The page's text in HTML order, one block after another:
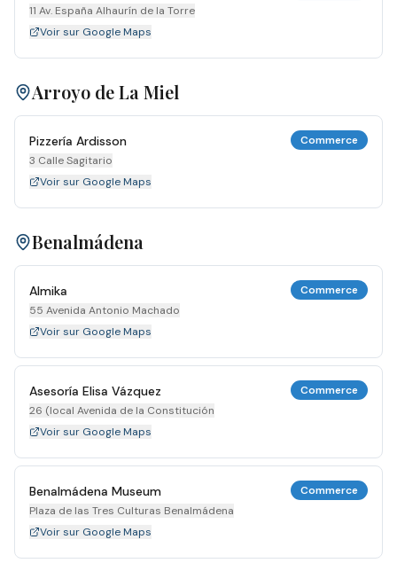
11 Av. España Alhaurín de la Torre
Voir sur Google Maps
Arroyo de La Miel
Pizzería Ardisson
3 Calle Sagitario
Commerce
Voir sur Google Maps
Benalmádena
Almika
55 Avenida Antonio Machado
Commerce
Voir sur Google Maps
Asesoría Elisa Vázquez
26 (local Avenida de la Constitución
Commerce
Voir sur Google Maps
Benalmádena Museum
Plaza de las Tres Culturas Benalmádena
Commerce
Voir sur Google Maps